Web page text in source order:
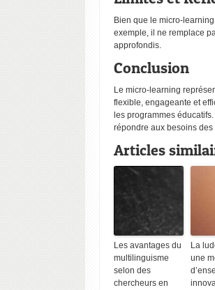
Bien que le micro-
exemple, il ne remplace
approfondis.
Conclusion
Le micro-learning
flexible, engageante et
les programmes
répondre aux besoins
Articles
Les avantages du
multilinguisme
selon des
chercheurs en
La
une